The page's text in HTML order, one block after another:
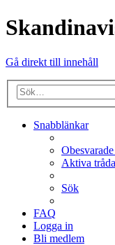
Gå direkt till innehåll
Snabblänkar
Aktiva
Sök
FAQ
Logga in
Bli medlem